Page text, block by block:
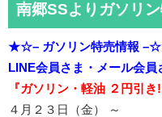
南郷SSよりガソリ
★☆– ガソリン特売情報
LINE会員さま・メール会員
『ガソリン・軽油 ２円引き!!
４月２３日（金） ～